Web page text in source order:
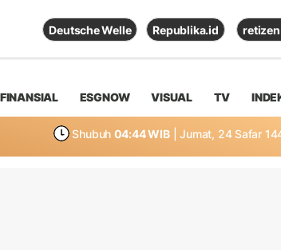
Deutsche Welle Republika.id
ESGNOW VISUAL TV
Shubuh 04:44 WIB | Jumat, 24 Safar